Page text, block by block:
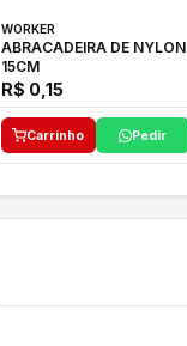
WORKER
ABRACADEIRA DE NYLON
15CM
R$ 0,15
Carrinho Pedir